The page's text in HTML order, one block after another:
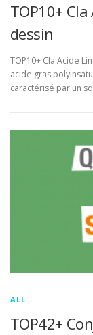
TOP10+
dessin
TOP10+ Cla Acide
acide gras
caractérisé par un
ALL
TOP42+